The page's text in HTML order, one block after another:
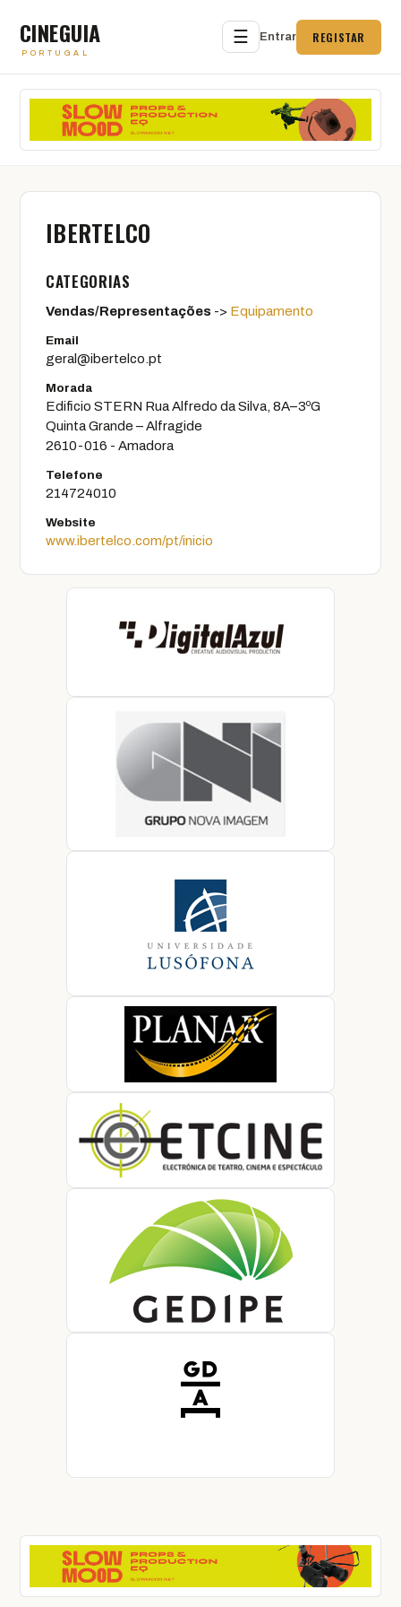
CINEGUIA
PORTUGAL
☰ Entrar REGISTAR
IBERTELCO
CATEGORIAS
Vendas/Representações -> Equipamento
Email
geral@ibertelco.pt
Morada
Edificio STERN Rua Alfredo da Silva, 8A–3ºG
Quinta Grande – Alfragide
2610-016 - Amadora
Telefone
214724010
Website
www.ibertelco.com/pt/inicio